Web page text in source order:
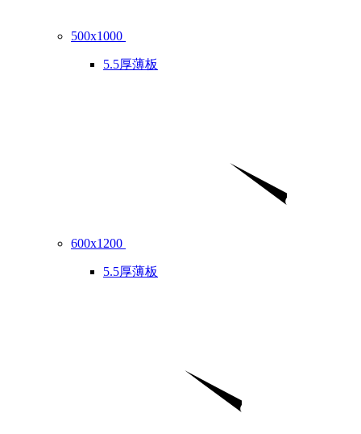
500x1000
5.5厚薄板
600x1200
5.5厚薄板